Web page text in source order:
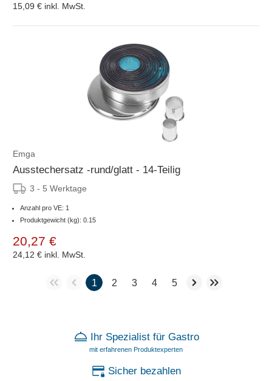
15,09 € inkl. MwSt.
Emga
Ausstechersatz -rund/glatt - 14-Teilig
3 - 5 Werktage
Anzahl pro VE: 1
Produktgewicht (kg): 0.15
20,27 €
24,12 € inkl. MwSt.
1 2 3 4 5
Ihr Spezialist für Gastro
mit erfahrenen Produktexperten
Sicher bezahlen